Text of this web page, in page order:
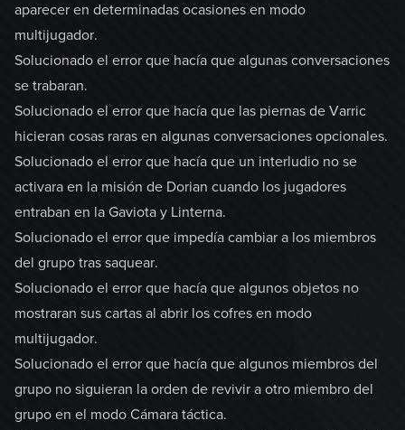
aparecer en determinadas ocasiones en modo
multijugador.
Solucionado el error que hacía que algunas conversaciones
se trabaran.
Solucionado el error que hacía que las piernas de Varric
hicieran cosas raras en algunas conversaciones opcionales.
Solucionado el error que hacía que un interludio no se
activara en la misión de Dorian cuando los jugadores
entraban en la Gaviota y Linterna.
Solucionado el error que impedía cambiar a los miembros
del grupo tras saquear.
Solucionado el error que hacía que algunos objetos no
mostraran sus cartas al abrir los cofres en modo
multijugador.
Solucionado el error que hacía que algunos miembros del
grupo no siguieran la orden de revivir a otro miembro del
grupo en el modo Cámara táctica.